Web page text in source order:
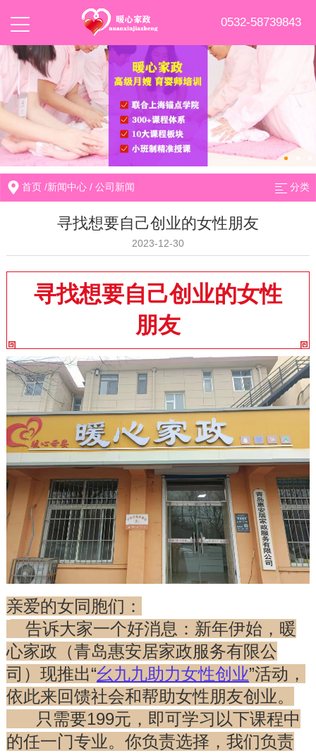
0532-58739843
首页 /新闻中心 /公司新闻 分类
寻找想要自己创业的女性朋友
2023-12-30
寻找想要自己创业的女性
朋友
亲爱的女同胞们：
告诉大家一个好消息：新年伊始，暖
心家政（青岛惠安居家政服务有限公
司）现推出“幺九九助力女性创业”活动，
依此来回馈社会和帮助女性朋友创业。
只需要199元，即可学习以下课程中
的任一门专业。你负责选择，我们负责